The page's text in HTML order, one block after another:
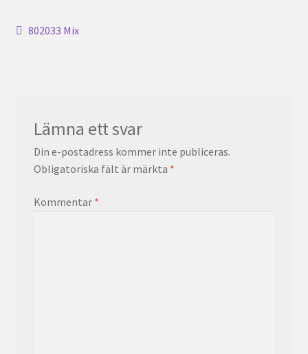
Inläggsnavigering
Föregående
802033 Mix
Lämna ett svar
Din e-postadress kommer inte publiceras.
Obligatoriska fält är märkta *
Kommentar *